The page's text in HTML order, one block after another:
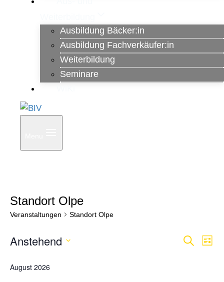
Ausbildung Bäcker:in
Ausbildung Fachverkäufer:in
Weiterbildung
Seminare
Standort Olpe
Veranstaltungen Standort Olpe
Veranstaltungen Suche
Liste
Anstehend
wählen.
August 2026